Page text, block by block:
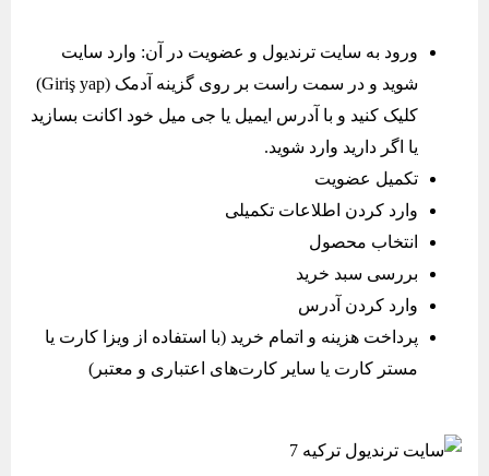
ورود به سایت ترندیول و عضویت در آن: وارد سایت
شوید و در سمت راست بر روی گزینه آدمک (Giriş yap)
کلیک کنید و با آدرس ایمیل یا جی میل خود اکانت بسازید
یا اگر دارید وارد شوید.
تکمیل عضویت
وارد کردن اطلاعات تکمیلی
انتخاب محصول
بررسی سبد خرید
وارد کردن آدرس
پرداخت هزینه و اتمام خرید (با استفاده از ویزا کارت یا
مستر کارت یا سایر کارت‌های اعتباری و معتبر)